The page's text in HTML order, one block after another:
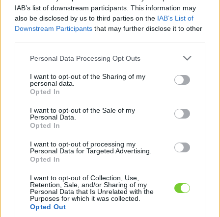
IAB’s list of downstream participants. This information may
also be disclosed by us to third parties on the IAB’s List of
Downstream Participants that may further disclose it to other
Please note that this website/app uses one or more Google
not limited to your visit or usage behaviour. You may click to
grant or deny consent to Google and its third-party tags to
use your data for below specified purposes in below Google
consent section.
Personal Data Processing Opt Outs
I want to opt-out of the Sharing of my
personal data.
Opted In
I want to opt-out of the Sale of my
Personal Data.
Opted In
I want to opt-out of processing my
Personal Data for Targeted Advertising.
Opted In
I want to opt-out of Collection, Use,
Retention, Sale, and/or Sharing of my
Personal Data that Is Unrelated with the
Purposes for which it was collected.
Opted Out
Felhasználónév
Jelszó
Elfelejtette jelszavát?
Bejelentkezés
faiskola.hu
Kertészeti, kerti termékek és szolgáltatások térképes
KERTÉSZ ÉS KERTÉSZET REGISZTRÁCIÓ